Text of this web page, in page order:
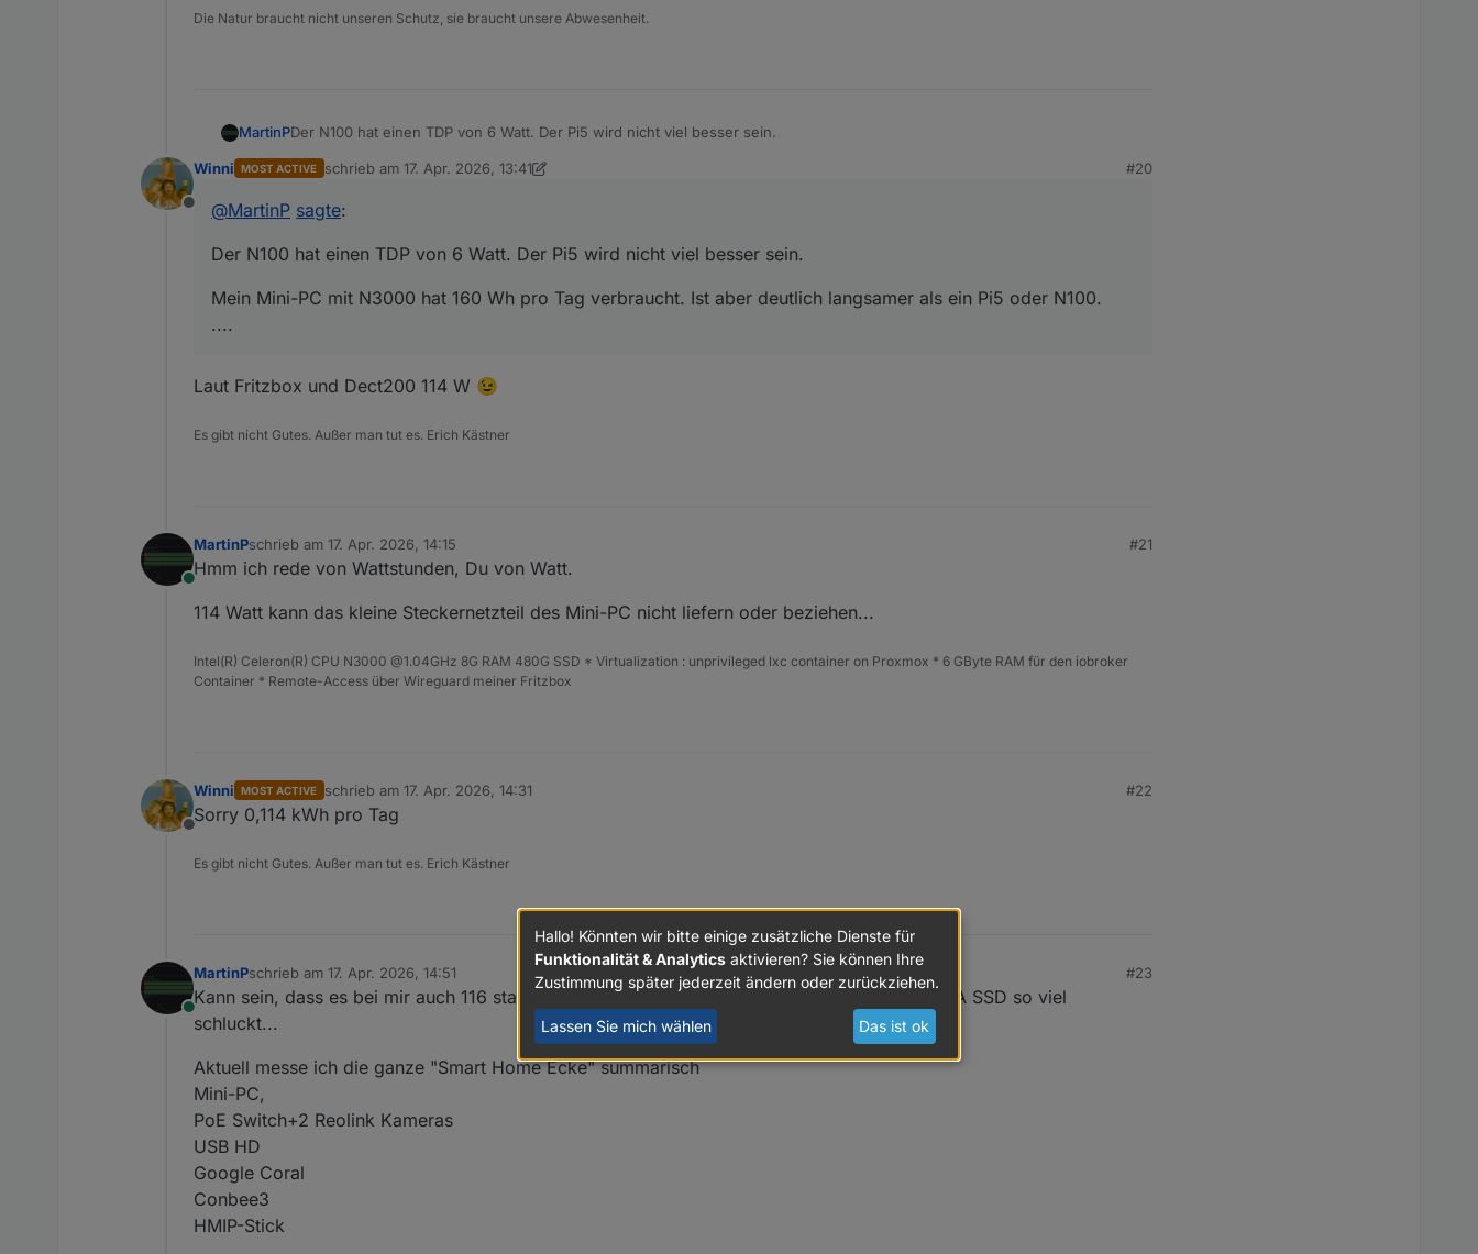
Die Natur braucht nicht unseren Schutz, sie braucht unsere Abwesenheit.
MartinPDer N100 hat einen TDP von 6 Watt. Der Pi5 wird nicht viel besser sein.
Mein Mini-PC mit N3000 hat 160 Wh pro Tag verbraucht. Ist aber deutlich langsamer als ein Pi5 oder N100.
Incl. Peripherie ist es inzwischen aber mehr.
Zigbee Stick
HMIP USB Stick
Offline
Winni MOST ACTIVE schrieb am 17. Apr. 2026, 13:41
zuletzt editiert von Winni
#20
@MartinP sagte:
Der N100 hat einen TDP von 6 Watt. Der Pi5 wird nicht viel besser sein.
Mein Mini-PC mit N3000 hat 160 Wh pro Tag verbraucht. Ist aber deutlich langsamer als ein Pi5 oder N100.
....
Laut Fritzbox und Dect200 114 W 😉
Es gibt nicht Gutes. Außer man tut es. Erich Kästner
Online
MartinPschrieb am 17. Apr. 2026, 14:15
zuletzt editiert von
#21
Hmm ich rede von Wattstunden, Du von Watt.
114 Watt kann das kleine Steckernetzteil des Mini-PC nicht liefern oder beziehen...
Intel(R) Celeron(R) CPU N3000 @1.04GHz 8G RAM 480G SSD * Virtualization : unprivileged lxc container on Proxmox * 6 GByte RAM für den iobroker
Container * Remote-Access über Wireguard meiner Fritzbox
Offline
Winni MOST ACTIVE schrieb am 17. Apr. 2026, 14:31
zuletzt editiert von
#22
Sorry 0,114 kWh pro Tag
Es gibt nicht Gutes. Außer man tut es. Erich Kästner
Online
MartinPschrieb am 17. Apr. 2026, 14:51
zuletzt editiert von
#23
Kann sein, dass es bei mir auch 116 statt 160 Wh pro Tag waren. Glaube nicht, dass die SATA SSD so viel
schluckt...
Aktuell messe ich die ganze "Smart Home Ecke" summarisch
Mini-PC,
PoE Switch+2 Reolink Kameras
USB HD
Google Coral
Conbee3
HMIP-Stick
Hallo! Könnten wir bitte einige zusätzliche Dienste für
Funktionalität & Analytics aktivieren? Sie können Ihre
Zustimmung später jederzeit ändern oder zurückziehen.
Lassen Sie mich wählen Das ist ok